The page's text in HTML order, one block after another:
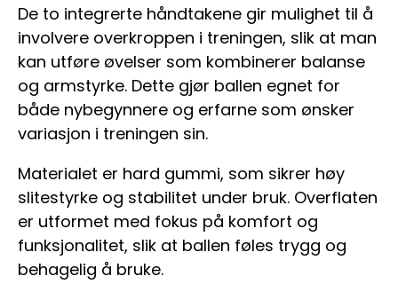
De to integrerte håndtakene gir mulighet til å
involvere overkroppen i treningen, slik at man
kan utføre øvelser som kombinerer balanse
og armstyrke. Dette gjør ballen egnet for
både nybegynnere og erfarne som ønsker
variasjon i treningen sin.
Materialet er hard gummi, som sikrer høy
slitestyrke og stabilitet under bruk. Overflaten
er utformet med fokus på komfort og
funksjonalitet, slik at ballen føles trygg og
behagelig å bruke.